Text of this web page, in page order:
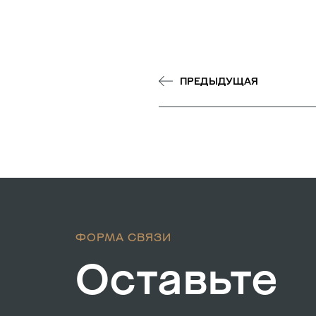
ПРЕДЫДУЩАЯ
ФОРМА СВЯЗИ
Оставьте